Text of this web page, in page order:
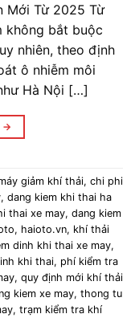
Mới Từ 2025 Từ
không bắt buộc
nhiên, theo định
ô nhiễm môi
Hà Nội […]
→
giảm khí thải, chi phi
, dang kiem khi thai ha
thai xe may, dang kiem
, haioto.vn, khí thải
dinh khi thai xe may,
khi thai, phí kiểm tra
, quy định mới khí thải
kiem xe may, thong tu
, trạm kiểm tra khí